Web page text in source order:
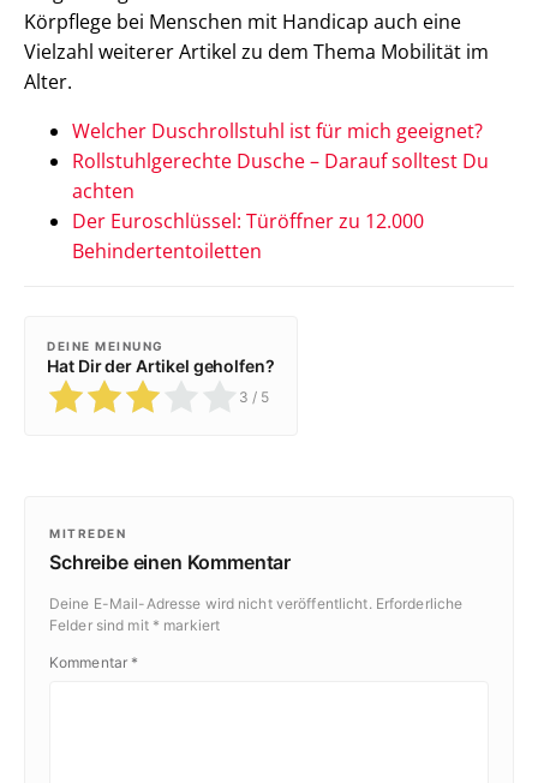
Körpflege bei Menschen mit Handicap auch eine
Vielzahl weiterer Artikel zu dem Thema Mobilität im
Alter.
Welcher Duschrollstuhl ist für mich geeignet?
Rollstuhlgerechte Dusche – Darauf solltest Du
achten
Der Euroschlüssel: Türöffner zu 12.000
Behindertentoiletten
DEINE MEINUNG
Hat Dir der Artikel geholfen?
3 / 5
MITREDEN
Schreibe einen Kommentar
Deine E-Mail-Adresse wird nicht veröffentlicht. Erforderliche
Felder sind mit * markiert
Kommentar *